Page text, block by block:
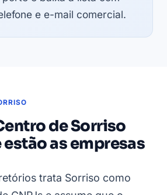
e e-mail comercial.
de Sorriso
estão as empresas
trata Sorriso como